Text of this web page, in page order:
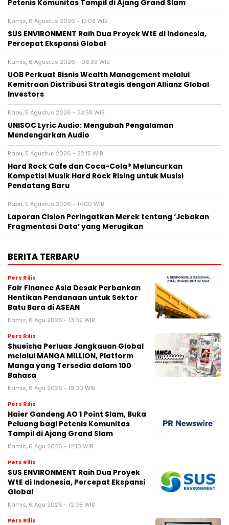
Petenis Komunitas Tampil di Ajang Grand Slam
Kamis, 6 Agustus 2026 - 12:08 WIB
SUS ENVIRONMENT Raih Dua Proyek WtE di Indonesia,
Percepat Ekspansi Global
Kamis, 6 Agustus 2026 - 06:39 WIB
UOB Perkuat Bisnis Wealth Management melalui
Kemitraan Distribusi Strategis dengan Allianz Global
Investors
Rabu, 5 Agustus 2026 - 23:58 WIB
UNISOC Lyric Audio: Mengubah Pengalaman
Mendengarkan Audio
Rabu, 5 Agustus 2026 - 22:15 WIB
Hard Rock Cafe dan Coca-Cola® Meluncurkan
Kompetisi Musik Hard Rock Rising untuk Musisi
Pendatang Baru
Rabu, 5 Agustus 2026 - 14:00 WIB
Laporan Cision Peringatkan Merek tentang ‘Jebakan
Fragmentasi Data’ yang Merugikan
BERITA TERBARU
Pers Rilis
Fair Finance Asia Desak Perbankan
Hentikan Pendanaan untuk Sektor
Batu Bara di ASEAN
Kamis, 6 Agu 2026 - 13:02 WIB
Pers Rilis
Shueisha Perluas Jangkauan Global
melalui MANGA MILLION, Platform
Manga yang Tersedia dalam 100
Bahasa
Kamis, 6 Agu 2026 - 13:00 WIB
Pers Rilis
Haier Gandeng AO 1 Point Slam, Buka
Peluang bagi Petenis Komunitas
Tampil di Ajang Grand Slam
Kamis, 6 Agu 2026 - 12:10 WIB
Pers Rilis
SUS ENVIRONMENT Raih Dua Proyek
WtE di Indonesia, Percepat Ekspansi
Global
Kamis, 6 Agu 2026 - 12:08 WIB
Pers Rilis